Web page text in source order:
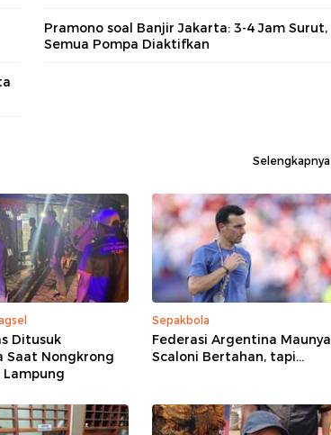
Pramono soal Banjir Jakarta: 3-4 Jam Surut,
Semua Pompa Diaktifkan
Selengkapnya
Ditusuk
Saat Nongkrong
Sepakbola
Federasi Argentina Maunya
Scaloni Bertahan, tapi...